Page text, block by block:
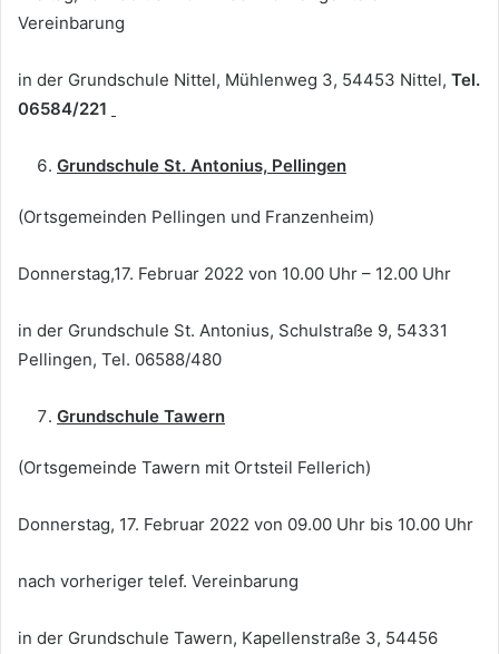
Vereinbarung
in der Grundschule Nittel, Mühlenweg 3, 54453 Nittel, Tel.
06584/221
Grundschule St. Antonius, Pellingen
(Ortsgemeinden Pellingen und Franzenheim)
Donnerstag,17. Februar 2022 von 10.00 Uhr – 12.00 Uhr
in der Grundschule St. Antonius, Schulstraße 9, 54331
Pellingen, Tel. 06588/480
Grundschule Tawern
(Ortsgemeinde Tawern mit Ortsteil Fellerich)
Donnerstag, 17. Februar 2022 von 09.00 Uhr bis 10.00 Uhr
nach vorheriger telef. Vereinbarung
in der Grundschule Tawern, Kapellenstraße 3, 54456